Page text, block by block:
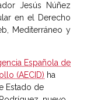
Jesús Núñez
en el Derecho
Mediterráneo y
Española de
(AECID) ha
Estado de